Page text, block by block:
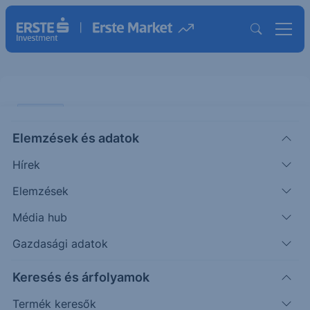
Elemzések és adatok
Hírek
Elemzések
Média hub
Gazdasági adatok
Keresés és árfolyamok
Termék keresők
Paribas vételi javaslatunk
A pénteki nap folyamán a BNP Paribas árfolyama
áttörte a 200 napos mozgóátlagot és azóta